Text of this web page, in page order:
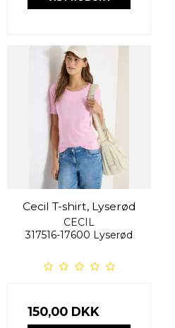
Cecil T-shirt, Lyserød
CECIL
317516-17600 Lyserød
150,00 DKK